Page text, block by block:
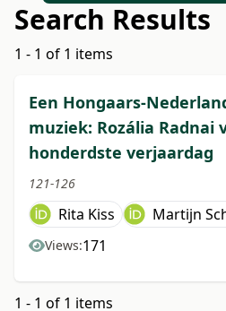
Search Results
1 - 1 of 1 items
Een Hongaars-
muziek: Rozália Radnai
honderdste verjaardag
121-126
Rita Kiss Martijn
Views:171
1 - 1 of 1 items